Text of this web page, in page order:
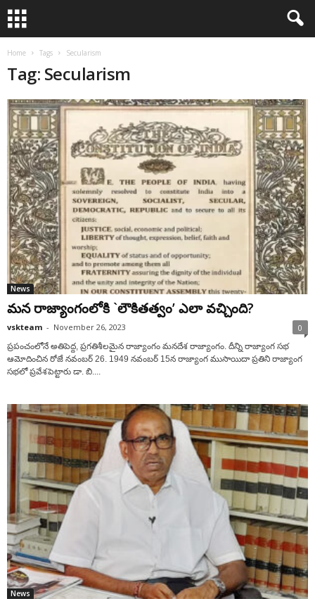
Home Tags Secularism
Tag: Secularism
News
మన రాజ్యాంగంలోకి `లౌకితత్వం’ ఎలా వచ్చింది?
vskteam - November 26, 2023 0
ప్రపంచంలోనే అతిపెద్ద, ప్రగతిశీలమైన రాజ్యాంగం మనదేశ రాజ్యాంగం. దీన్ని రాజ్యాంగ సభ
ఆమోదించిన రోజే నవంబర్ 26. 1949 నవంబర్ 15న రాజ్యాంగ ముసాయిదా ప్రతిని రాజ్యాంగ
సభలో ప్రవేశపెట్టారు డా. బి....
News